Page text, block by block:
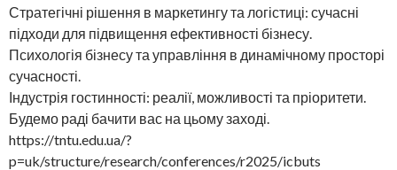
Стратегічні рішення в маркетингу та логістиці: сучасні
підходи для підвищення ефективності бізнесу.
Психологія бізнесу та управління в динамічному просторі
сучасності.
Індустрія гостинності: реалії, можливості та пріоритети.
Будемо раді бачити вас на цьому заході.
https://tntu.edu.ua/?
p=uk/structure/research/conferences/r2025/icbuts